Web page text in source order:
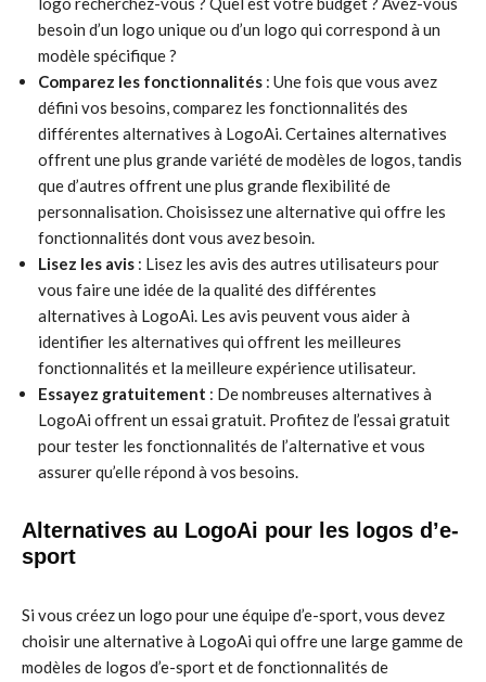
besoin d’un logo unique ou d’un logo qui correspond à un
modèle spécifique ?
Comparez les fonctionnalités : Une fois que vous avez
défini vos besoins, comparez les fonctionnalités des
différentes alternatives à LogoAi. Certaines alternatives
offrent une plus grande variété de modèles de logos, tandis
que d’autres offrent une plus grande flexibilité de
personnalisation. Choisissez une alternative qui offre les
fonctionnalités dont vous avez besoin.
Lisez les avis : Lisez les avis des autres utilisateurs pour
vous faire une idée de la qualité des différentes
alternatives à LogoAi. Les avis peuvent vous aider à
identifier les alternatives qui offrent les meilleures
fonctionnalités et la meilleure expérience utilisateur.
Essayez gratuitement : De nombreuses alternatives à
LogoAi offrent un essai gratuit. Profitez de l’essai gratuit
pour tester les fonctionnalités de l’alternative et vous
assurer qu’elle répond à vos besoins.
Alternatives au LogoAi pour les logos d’e-
sport
Si vous créez un logo pour une équipe d’e-sport, vous devez
choisir une alternative à LogoAi qui offre une large gamme de
modèles de logos d’e-sport et de fonctionnalités de